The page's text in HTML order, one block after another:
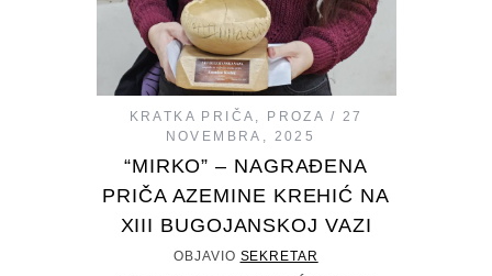
KRATKA PRIČA , PROZA
27
NOVEMBRA, 2025
“MIRKO” – NAGRAĐENA
PRIČA AZEMINE KREHIĆ NA
XIII BUGOJANSKOJ VAZI
OBJAVIO SEKRETAR